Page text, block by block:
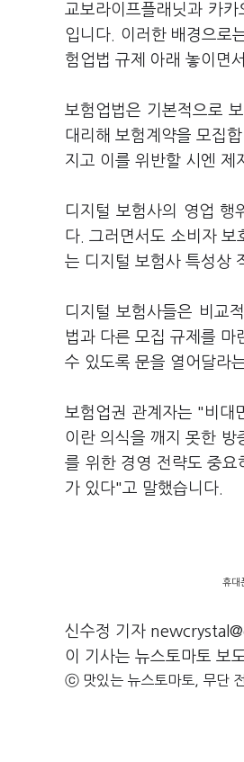
교보라이프플래닛과 카
입니다. 이러한 배경으로
험업법 규제 아래 놓이면
보험업법은 기본적으로
대리해 보험계약을 모집
지고 이를 위반할 시엔 제
디지털 보험사의 영업 행
다. 그러면서도 소비자
는 디지털 보험사 특성상
디지털 보험사들은 비교
법과 다른 모집 규제를 마
수 있도록 문을 열어달라
보험업권 관계자는 "비대
이란 의식을 깨지 못한
를 위한 경영 전략도 중요
가 있다"고 말했습니다.
휴대
신수정 기자
이 기사는 뉴스토마토 보
ⓒ 맛있는 뉴스토마토, 무단